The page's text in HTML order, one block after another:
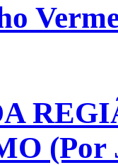
(Por